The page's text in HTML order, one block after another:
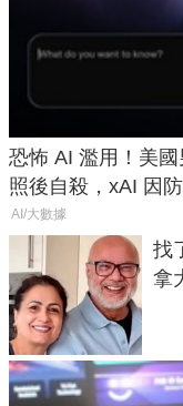
恐怖 AI 濫用！美
照後自殺，xAI 因
AI/大數據
找
拿